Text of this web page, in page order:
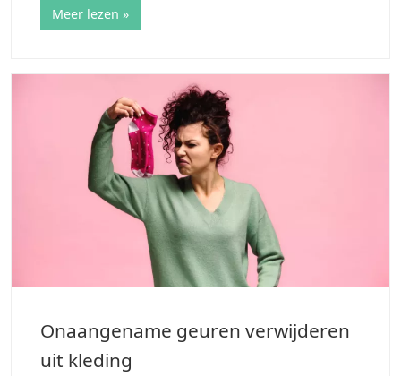
Meer lezen »
Onaangename geuren verwijderen
uit kleding